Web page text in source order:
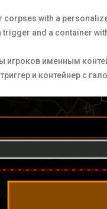
corpses with a
trigger and a container
игроков именным
и контейнер с